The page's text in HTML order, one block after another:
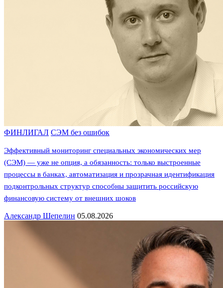
ФИНЛИГАЛ СЭМ без ошибок
Эффективный мониторинг специальных экономических мер
(СЭМ) — уже не опция, а обязанность: только выстроенные
процессы в банках, автоматизация и прозрачная идентификация
подконтрольных структур способны защитить российскую
финансовую систему от внешних шоков
Александр Шепелин 05.08.2026